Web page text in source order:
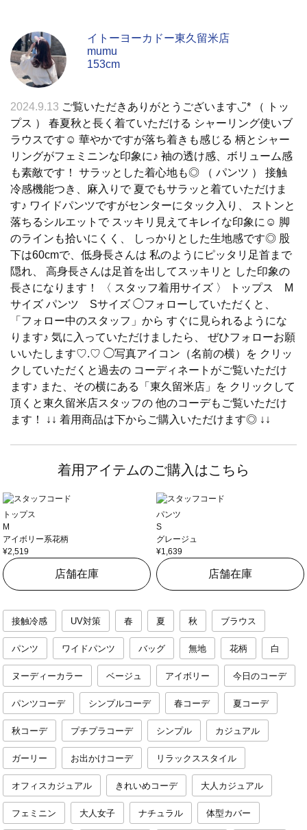
イトーヨーカドー東久留米店
mumu
153cm
2024.9.13 ご覧いただきありがとうございます◡̈* （ トッ
プス ） 春夏秋と長く着ていただける シャーリング使いブ
ラウスです☺︎ 華やかですが落ち着きも感じる 柄とシャー
リングがフェミニンな印象に♪ 袖の透け感、ボリューム感
も素敵です！ サラッとした着心地も◎ （ パンツ ） 接触
冷感機能つき、麻入りで 夏でもサラッと着ていただけま
す♪ ワイドパンツですがセンターにタック入り、 ストンと
落ちるシルエットで スッキリ見えてキレイな印象に☺︎ 脚
のラインも拾いにくく、 しっかりとした生地感です◎ 股
下は60cmで、低身長さんは 私のようにピッタリ足首まで
隠れ、 高身長さんは足首を出してスッキリと した印象の
長さになります！ 〈 スタッフ着用サイズ 〉 トップス M
サイズ パンツ Sサイズ ◯フォローしていただくと、
「フォロー中のスタッフ」から すぐに見られるようにな
ります♪ 気に入っていただけましたら、 ぜひフォローお願
いいたします♡.♡ ◯写真アイコン（名前の横）を クリッ
クしていただくと過去の コーディネートがご覧いただけ
ます♪ また、その横にある「東久留米店」を クリックして
頂くと東久留米店スタッフの 他のコーデもご覧いただけ
ます！ ↓↓ 着用商品は下からご購入いただけます◎ ↓↓
着用アイテムのご購入はこちら
トップス
M
アイボリー系花柄
¥2,519
店舗在庫
パンツ
S
グレージュ
¥1,639
店舗在庫
接触冷感 UV対策 春 夏 秋 ブラウス
パンツ ワイドパンツ バッグ 無地 花柄 白
ヌーディーカラー ベージュ アイボリー 今日のコーデ
パンツコーデ シンプルコーデ 春コーデ 夏コーデ
秋コーデ プチプラコーデ シンプル カジュアル
ガーリー お出かけコーデ リラックススタイル
オフィスカジュアル きれいめコーデ 大人カジュアル
フェミニン 大人女子 ナチュラル 体型カバー